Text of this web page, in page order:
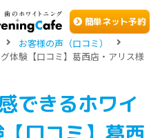
簡単ネッ ト予約
お客様の声（口コミ）
体験【口コミ】葛西店・アリス様
できるホワイ